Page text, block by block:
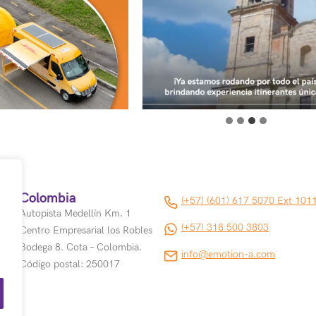
Colombia
Autopista Medellín Km. 1
Centro Empresarial los Robles
Bodega 8. Cota – Colombia.
Código postal: 250017
(+57) (601) 617 5070 Ext
(+57) 318 500 3803
info@emotion-a.com